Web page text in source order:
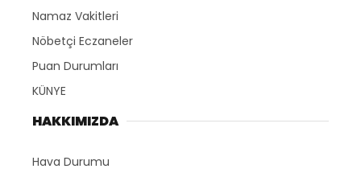
Namaz Vakitleri
Nöbetçi Eczaneler
Puan Durumları
KÜNYE
HAKKIMIZDA
Hava Durumu